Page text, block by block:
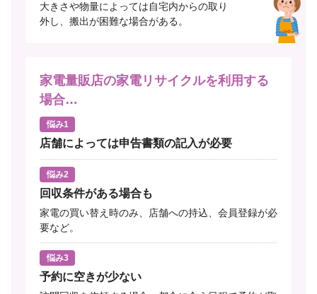
大きさや物量によっては自宅内からの取り
外し、搬出が困難な場合がある。
家電量販店の家電リサイクルを利用する
場合…
悩み1
店舗によっては申告書類の記入が必要
悩み2
回収条件がある場合も
家電の買い替え時のみ、店舗への持込、会員登録が必
要など。
悩み3
予約に空きが少ない